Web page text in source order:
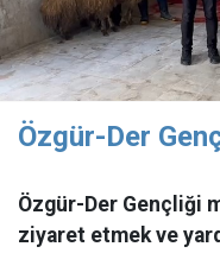
Özgür-Der
Özgür-Der Gençliği
ziyaret etmek ve